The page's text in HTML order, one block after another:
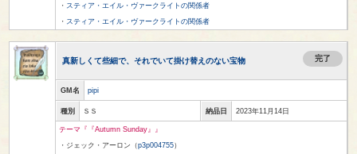
・ スティア・エイル・ヴァークライトの関係者
・ スティア・エイル・ヴァークライトの関係者
真新しくて些細で、それでいて掛け替えのない宝物 完了
GM名 pipi
種別 ＳＳ 納品日 2023年11月14日
テーマ『『Autumn Sunday』』
・ジェック・アーロン（p3p004755）